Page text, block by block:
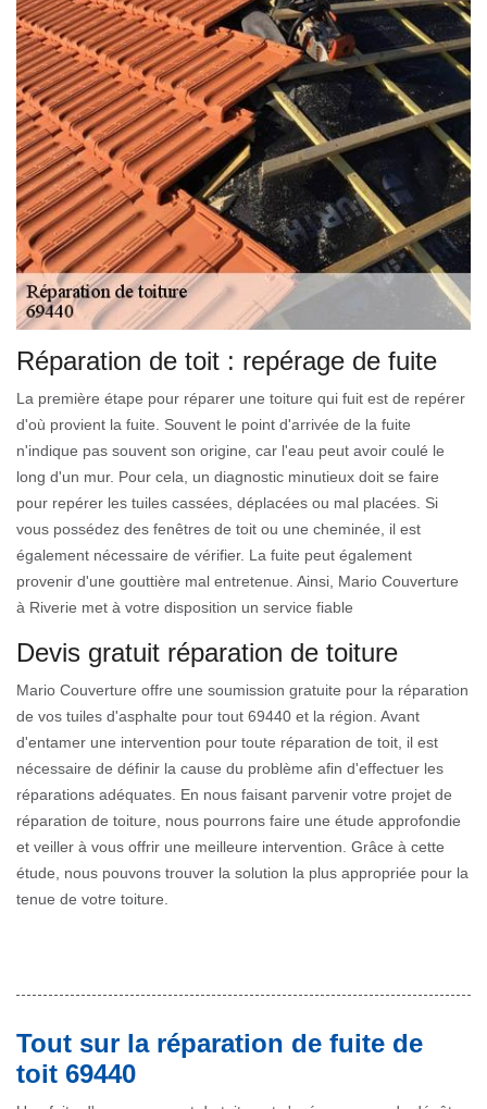
Réparation de toit : repérage de fuite
La première étape pour réparer une toiture qui fuit est de repérer
d'où provient la fuite. Souvent le point d'arrivée de la fuite
n'indique pas souvent son origine, car l'eau peut avoir coulé le
long d'un mur. Pour cela, un diagnostic minutieux doit se faire
pour repérer les tuiles cassées, déplacées ou mal placées. Si
vous possédez des fenêtres de toit ou une cheminée, il est
également nécessaire de vérifier. La fuite peut également
provenir d'une gouttière mal entretenue. Ainsi, Mario Couverture
à Riverie met à votre disposition un service fiable
Devis gratuit réparation de toiture
Mario Couverture offre une soumission gratuite pour la réparation
de vos tuiles d'asphalte pour tout 69440 et la région. Avant
d'entamer une intervention pour toute réparation de toit, il est
nécessaire de définir la cause du problème afin d'effectuer les
réparations adéquates. En nous faisant parvenir votre projet de
réparation de toiture, nous pourrons faire une étude approfondie
et veiller à vous offrir une meilleure intervention. Grâce à cette
étude, nous pouvons trouver la solution la plus appropriée pour la
tenue de votre toiture.
Tout sur la réparation de fuite de
toit 69440